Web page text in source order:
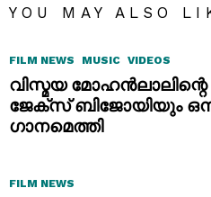
YOU MAY ALSO
FILM NEWS MUSIC VIDEOS
വിസ്മയ മോഹൻലാലിന്റെ
ജേക്സ് ബിജോയിയും
ഗാനമെത്തി
FILM NEWS